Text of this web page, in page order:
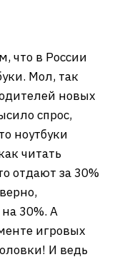
что в России
Мол, так
новых
спрос,
ноутбуки
читать
отдают за 30%
30%. А
игровых
И ведь